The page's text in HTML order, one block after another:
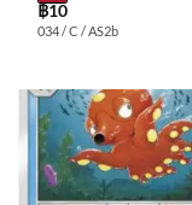
฿10
034 / C / AS2b